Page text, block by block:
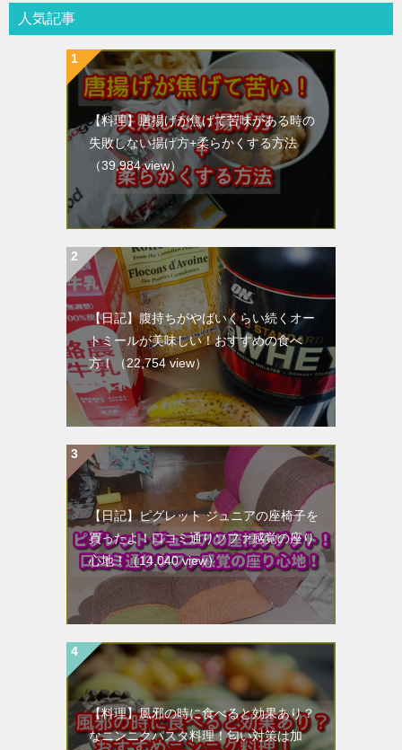
人気記事
【料理】唐揚げが焦げて苦味がある時の
失敗しない揚げ方+柔らかくする方法
（39,984 view）
【日記】腹持ちがやばいくらい続くオー
トミールが美味しい！おすすめの食べ
方！
（22,754 view）
【日記】ピグレット ジュニアの座椅子を
買ったよ！口コミ通りソファ感覚の座り
心地！（14,040 view）
【料理】風邪の時に食べると効果あり？
なニンニクパスタ料理！匂い対策は加